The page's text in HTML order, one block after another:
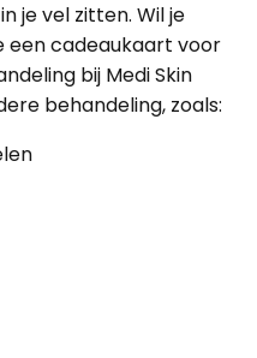
je vel zitten. Wil je
een cadeaukaart voor
bij Medi Skin
behandeling, zoals: